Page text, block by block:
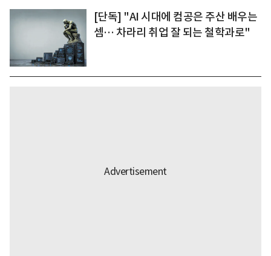
[단독] "AI 시대에 컴공은 주산 배우는
셈… 차라리 취업 잘 되는 철학과로"